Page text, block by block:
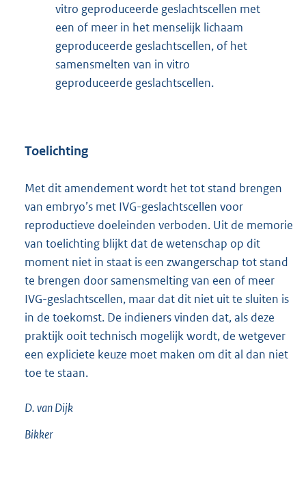
vitro geproduceerde geslachtscellen met
een of meer in het menselijk lichaam
geproduceerde geslachtscellen, of het
samensmelten van in vitro
geproduceerde geslachtscellen.
Toelichting
Met dit amendement wordt het tot stand brengen
van embryo’s met IVG-geslachtscellen voor
reproductieve doeleinden verboden. Uit de memorie
van toelichting blijkt dat de wetenschap op dit
moment niet in staat is een zwangerschap tot stand
te brengen door samensmelting van een of meer
IVG-geslachtscellen, maar dat dit niet uit te sluiten is
in de toekomst. De indieners vinden dat, als deze
praktijk ooit technisch mogelijk wordt, de wetgever
een expliciete keuze moet maken om dit al dan niet
toe te staan.
D. vanDijk
Bikker